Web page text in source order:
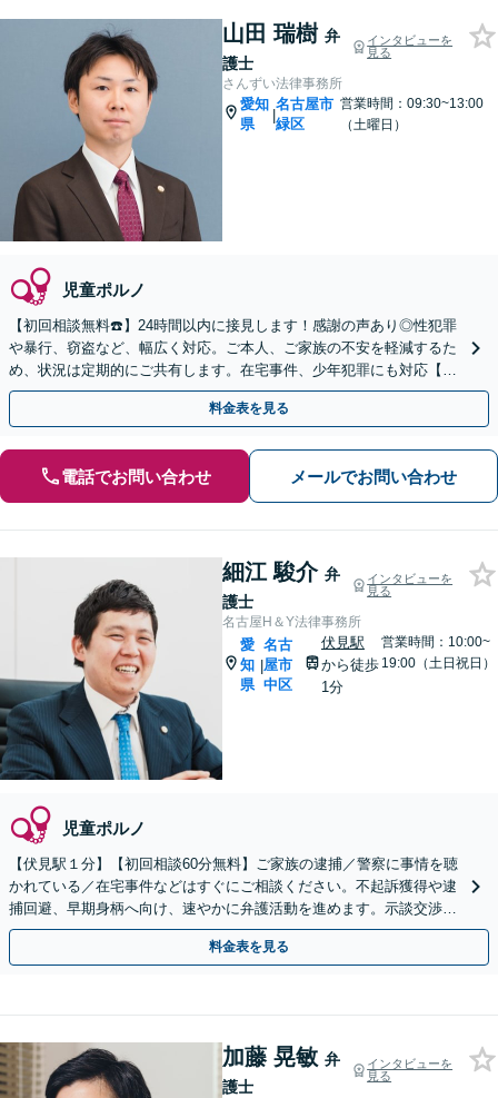
山田 瑞樹 弁
護士
インタビューを
見る
さんずい法律事務所
愛知
県
|
名古屋市
緑区
営業時間：09:30~13:00
（土曜日）
児童ポルノ
【初回相談無料☎️】24時間以内に接見します！感謝の声あり◎性犯罪
や暴行、窃盗など、幅広く対応。ご本人、ご家族の不安を軽減するた
め、状況は定期的にご共有します。在宅事件、少年犯罪にも対応【休
日・夜間面談OK】【駐車場あり】
料金表を見る
電話でお問い合わせ メールでお問い合わせ
細江 駿介 弁
護士
インタビューを
見る
名古屋H＆Y法律事務所
愛
知
県
|
名古
屋市
中区
伏見駅
から徒歩
1分
営業時間：10:00~
19:00（土日祝日）
児童ポルノ
【伏見駅１分】【初回相談60分無料】ご家族の逮捕／警察に事情を聴
かれている／在宅事件などはすぐにご相談ください。不起訴獲得や逮
捕回避、早期身柄へ向け、速やかに弁護活動を進めます。示談交渉の
実績も豊富です。土日夜間や当日もできる限り対応します
料金表を見る
加藤 晃敏 弁
護士
インタビューを
見る